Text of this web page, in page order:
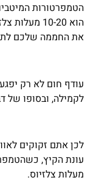
הטמפרטורות
הוא 10-20
את החממה שלכם
עודף חום לא רק
לקמילה, ובסופו של
לכן אתם זקוקים
מעלות צלזיוס.